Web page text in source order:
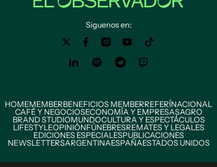
Siguenos en:
HOMEMEMBERBENEFICIOS MEMBERREFERÍNACIONAL
CAFÉ Y NEGOCIOSECONOMÍA Y EMPRESASAGRO
BRAND STUDIOMUNDOCULTURA Y ESPECTÁCULOS
LIFESTYLEOPINIÓNFÚNEBRESREMATES Y LEGALES
EDICIONES ESPECIALESPUBLICACIONES
NEWSLETTERSARGENTINAESPAÑAESTADOS UNIDOS